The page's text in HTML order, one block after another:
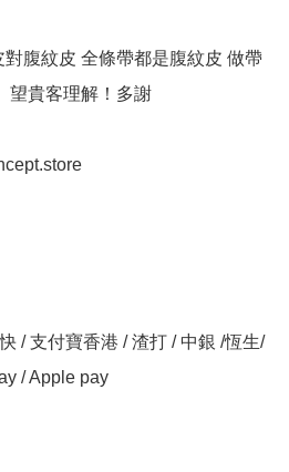
腹紋皮 全條帶都是腹紋皮 做帶
望貴客理解！多謝
/ 支付寶香港 / 渣打 / 中銀 /恆生/
/ Apple pay